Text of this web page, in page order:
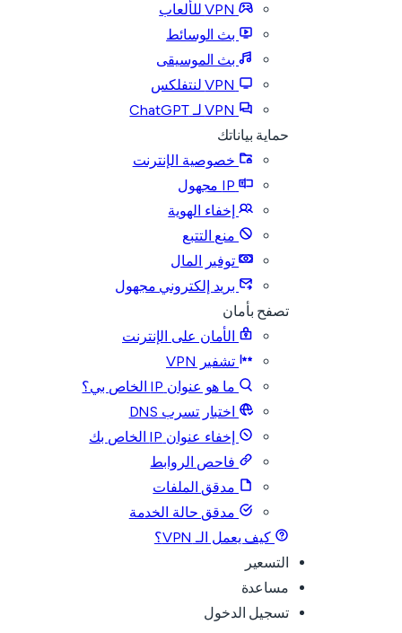
VPN للألعاب
بث الوسائط
بث الموسيقى
VPN لنتفلكس
VPN لـ ChatGPT
حماية بياناتك
خصوصية الإنترنت
IP مجهول
إخفاء الهوية
منع التتبع
توفير المال
بريد إلكتروني مجهول
تصفح بأمان
الأمان على الإنترنت
تشفير VPN
ما هو عنوان IP الخاص بي؟
اختبار تسرب DNS
إخفاء عنوان IP الخاص بك
فاحص الروابط
مدقق الملفات
مدقق حالة الخدمة
كيف يعمل الـ VPN؟
التسعير
مساعدة
تسجيل الدخول